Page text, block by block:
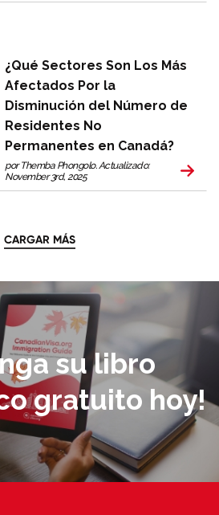
¿Qué Sectores Son Los Más
Afectados Por la
Disminución del Número de
Residentes No
Permanentes en Canadá?
por Themba Phongolo. Actualizado:
November 3rd, 2025
CARGAR MÁS
su libro
gratuito hoy!